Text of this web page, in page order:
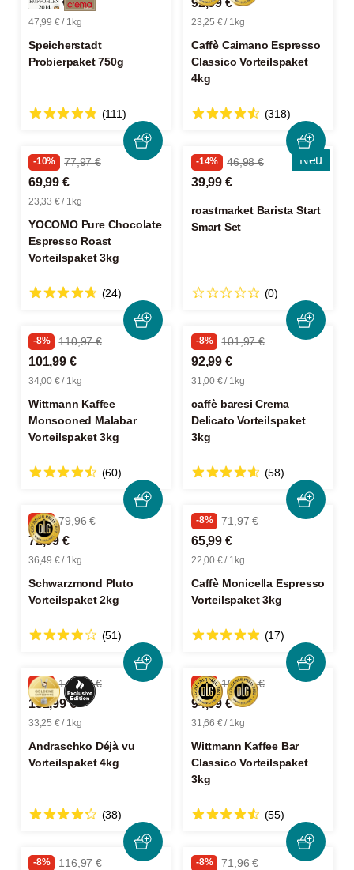
35,99 €
47,99 € / 1kg
Speicherstadt
Probierpaket 750g
(111)
92,99 €
23,25 € / 1kg
Caffè Caimano Espresso
Classico Vorteilspaket
4kg
(318)
-10% 77,97 €
69,99 €
23,33 € / 1kg
YOCOMO Pure Chocolate
Espresso Roast
Vorteilspaket 3kg
(24)
Neu
-14% 46,98 €
39,99 €
roastmarket Barista Start
Smart Set
(0)
-8% 110,97 €
101,99 €
34,00 € / 1kg
Wittmann Kaffee
Monsooned Malabar
Vorteilspaket 3kg
(60)
-8% 101,97 €
92,99 €
31,00 € / 1kg
caffè baresi Crema
Delicato Vorteilspaket
3kg
(58)
-8% 79,96 €
72,99 €
36,49 € / 1kg
Schwarzmond Pluto
Vorteilspaket 2kg
(51)
-8% 71,97 €
65,99 €
22,00 € / 1kg
Caffè Monicella Espresso
Vorteilspaket 3kg
(17)
-7% 143,96 €
132,99 €
33,25 € / 1kg
Andraschko Déjà vu
Vorteilspaket 4kg
(38)
-9% 104,97 €
94,99 €
31,66 € / 1kg
Wittmann Kaffee Bar
Classico Vorteilspaket
3kg
(55)
-8% 116,97 € -8% 71,96 €